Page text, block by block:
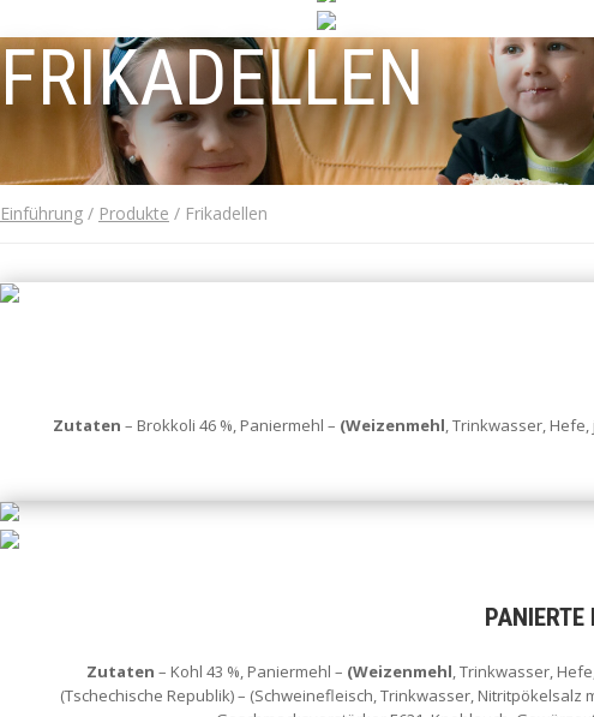
FRIKADELLEN
Einführung / Produkte / Frikadellen
Zutaten – Brokkoli 46 %, Paniermehl – (Weizenmehl, Trinkwasser,
Zutaten – Kohl 43 %, Paniermehl – (Weizenmehl, Trinkwasser,
(Tschechische Republik) – (Schweinefleisch, Trinkwasser, Nitritpökelsalz